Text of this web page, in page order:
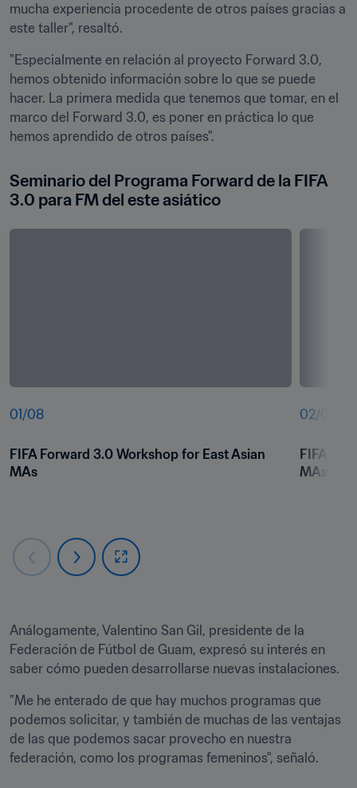
mucha experiencia procedente de otros países gracias a
este taller", resaltó.
"Especialmente en relación al proyecto Forward 3.0,
hemos obtenido información sobre lo que se puede
hacer. La primera medida que tenemos que tomar, en el
marco del Forward 3.0, es poner en práctica lo que
hemos aprendido de otros países".
Seminario del Programa Forward de la FIFA
3.0 para FM del este asiático
01 /08
FIFA Forward 3.0 Workshop for East Asian
MAs
02/08
FIFA
MAs
Análogamente, Valentino San Gil, presidente de la
Federación de Fútbol de Guam, expresó su interés en
saber cómo pueden desarrollarse nuevas instalaciones.
"Me he enterado de que hay muchos programas que
podemos solicitar, y también de muchas de las ventajas
de las que podemos sacar provecho en nuestra
federación, como los programas femeninos", señaló.